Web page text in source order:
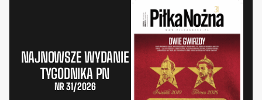
NAJNOWSZE WYDANIE
TYGODNIKA PN
NR 31/2026